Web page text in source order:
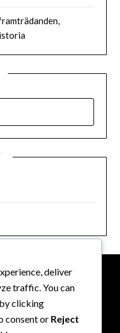
deliver
traffic. You can
clicking
consent or Reject